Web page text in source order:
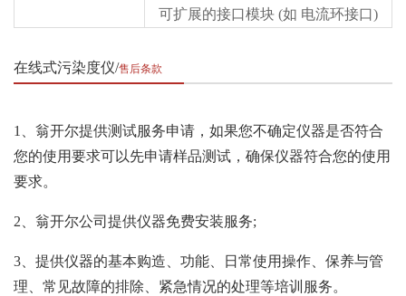
可扩展的接口模块 (如 电流环接口)
在线式污染度仪 售后条款
1、翁开尔提供测试服务申请，如果您不确定仪器是否符合
您的使用要求可以先申请样品测试，确保仪器符合您的使用
要求。
2、翁开尔公司提供仪器免费安装服务;
3、提供仪器的基本购造、功能、日常使用操作、保养与管
理、常见故障的排除、紧急情况的处理等培训服务。